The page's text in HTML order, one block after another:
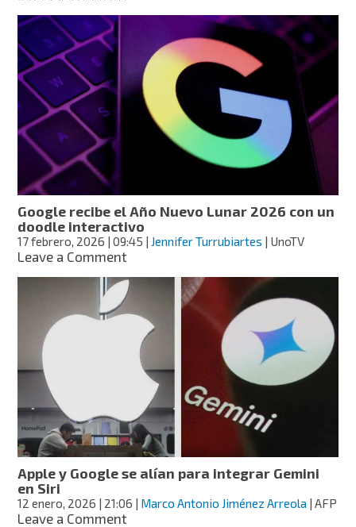
Tabasco
experiencia
es
fluida
cotidiano
en
2026?
Google recibe el Año Nuevo Lunar 2026 con un
doodle interactivo
17 febrero, 2026 | 09:45 | Jennifer Turrubiartes | UnoTV
Leave a Commenton
recibe
Año
Nuevo
Lunar
2026
doodle
interactivo
Apple y Google se alían para integrar Gemini
en Siri
12 enero, 2026 | 21:06 | Marco Antonio Jiménez Arreola | AFP
Leave a Commenton